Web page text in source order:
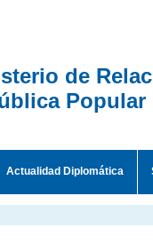
de
Popular
Actualidad Diplomática